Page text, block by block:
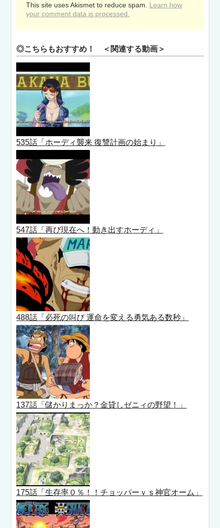
This site uses Akismet to reduce spam. Learn how
your comment data is processed.
◎こちらもおすすめ！ ＜関連する動画＞
535話「ホーディ襲来 復讐計画の始まり」
547話「再び現在へ！動き出すホーディ」
488話「必死の叫び 運命を変える勇気ある数秒」
137話「儲かりまっか？金貸しゼニィの野望！」
175話「生存率０％！！チョッパーｖｓ神官オーム」